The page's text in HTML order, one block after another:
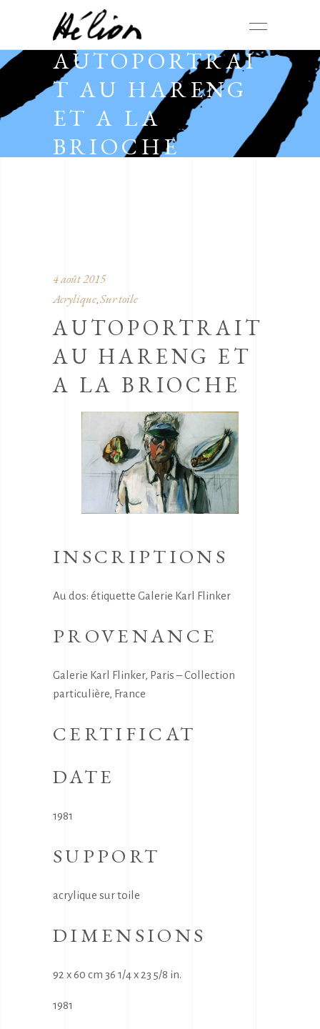
AUTOPORTRAI
T AU HARENG
ET A LA
BRIOCHE
4 août 2015
Acrylique, Sur toile
AUTOPORTRAIT
AU HARENG ET
A LA BRIOCHE
INSCRIPTIONS
Au dos: étiquette Galerie Karl Flinker
PROVENANCE
Galerie Karl Flinker, Paris – Collection
particulière, France
CERTIFICAT
DATE
1981
SUPPORT
acrylique sur toile
DIMENSIONS
92 x 60 cm 36 1/4 x 23 5/8 in.
1981